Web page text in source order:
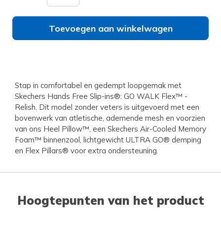
Toevoegen aan winkelwagen
Stap in comfortabel en gedempt loopgemak met
Skechers Hands Free Slip-ins®: GO WALK Flex™ -
Relish. Dit model zonder veters is uitgevoerd met een
bovenwerk van atletische, ademende mesh en voorzien
van ons Heel Pillow™, een Skechers Air-Cooled Memory
Foam™ binnenzool, lichtgewicht ULTRA GO® demping
en Flex Pillars® voor extra ondersteuning.
Hoogtepunten van het product